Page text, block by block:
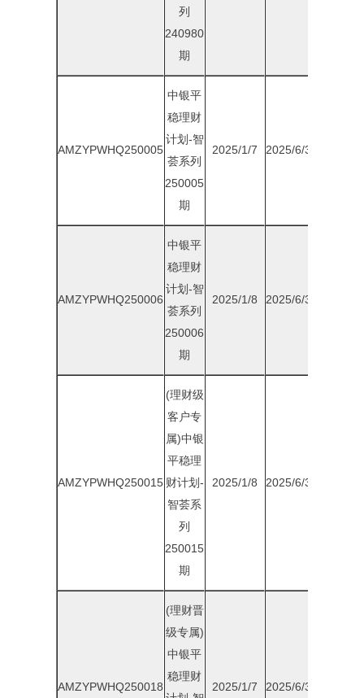
列
240980
期
AMZYPWHQ250005
中银平
稳理财
计划-智
荟系列
250005
期
2025/1/7 2025/6/30
AMZYPWHQ250006
中银平
稳理财
计划-智
荟系列
250006
期
2025/1/8 2025/6/30
AMZYPWHQ250015
(理财级
客户专
属)中银
平稳理
财计划-
智荟系
列
250015
期
2025/1/8 2025/6/30
AMZYPWHQ250018
(理财晋
级专属)
中银平
稳理财
2025/1/7 2025/6/30